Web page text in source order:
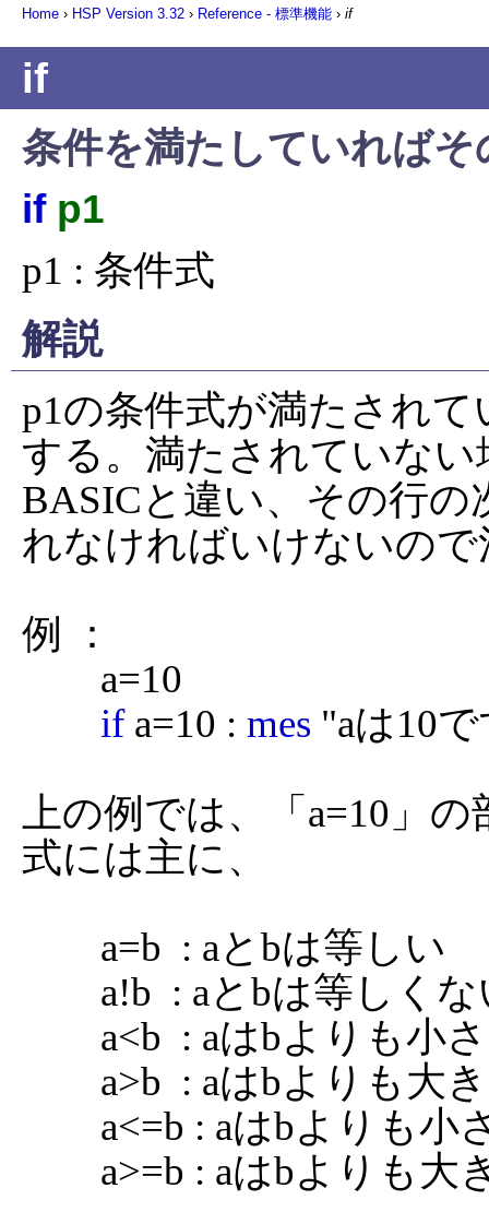
Home › HSP Version 3.32 › Reference - 標準機能 › if
if
条件を満たしていれば
if p1
p1 : 条件式
解説
p1の条件式が満たされ
する。満たされていな
BASICと違い、その行の
れなければいけないの
例 ：
if a=10 : mes "aは10
上の例では、「a=10」
式には主に、